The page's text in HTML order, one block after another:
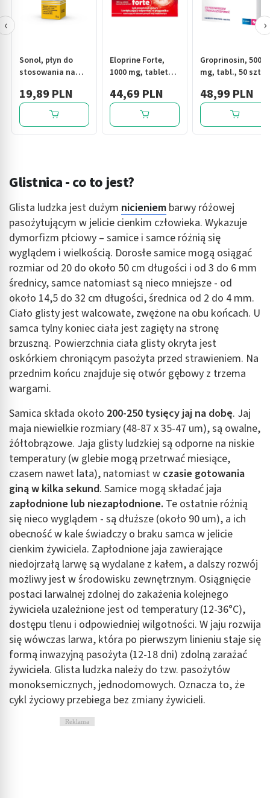
Sonol, płyn do
stosowania na
19,89 PLN
Eloprine Forte,
1000 mg, tabletki,
44,69 PLN
Groprinosin, 500
mg, tabl., 50 szt
48,99 PLN
‹ ›
Glistnica - co to jest?
Glista ludzka jest dużym nicieniem barwy różowej
pasożytującym w jelicie cienkim człowieka. Wykazuje
dymorfizm płciowy – samice i samce różnią się
wyglądem i wielkością. Dorosłe samice mogą osiągać
rozmiar od 20 do około 50 cm długości i od 3 do 6 mm
średnicy, samce natomiast są nieco mniejsze - od
około 14,5 do 32 cm długości, średnica od 2 do 4 mm.
Ciało glisty jest walcowate, zwężone na obu końcach. U
samca tylny koniec ciała jest zagięty na stronę
brzuszną. Powierzchnia ciała glisty okryta jest
oskórkiem chroniącym pasożyta przed strawieniem. Na
przednim końcu znajduje się otwór gębowy z trzema
wargami.
Samica składa około 200-250 tysięcy jaj na dobę. Jaj
maja niewielkie rozmiary (48-87 x 35-47 um), są owalne,
żółtobrązowe. Jaja glisty ludzkiej są odporne na niskie
temperatury (w glebie mogą przetrwać miesiące,
czasem nawet lata), natomiast w czasie gotowania
giną w kilka sekund. Samice mogą składać jaja
zapłodnione lub niezapłodnione. Te ostatnie różnią
się nieco wyglądem - są dłuższe (około 90 um), a ich
obecność w kale świadczy o braku samca w jelicie
cienkim żywiciela. Zapłodnione jaja zawierające
niedojrzałą larwę są wydalane z kałem, a dalszy rozwój
możliwy jest w środowisku zewnętrznym. Osiągnięcie
postaci larwalnej zdolnej do zakażenia kolejnego
żywiciela uzależnione jest od temperatury (12-36°C),
dostępu tlenu i odpowiedniej wilgotności. W jaju rozwija
się wówczas larwa, która po pierwszym linieniu staje się
formą inwazyjną pasożyta (12-18 dni) zdolną zarażać
żywiciela. Glista ludzka należy do tzw. pasożytów
monoksemicznych, jednodomowych. Oznacza to, że
cykl życiowy przebiega bez zmiany żywicieli.
Reklama